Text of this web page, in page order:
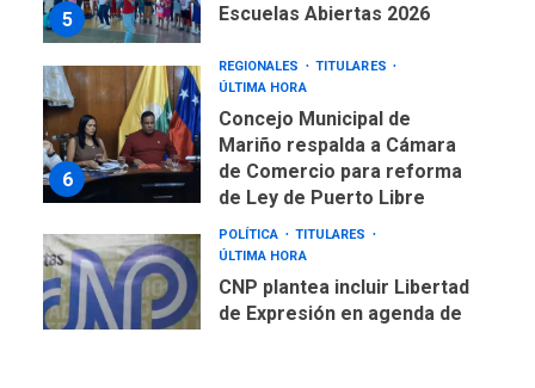
5
Escuelas Abiertas 2026
6
REGIONALES
TITULARES
ÚLTIMA HORA
Concejo Municipal de
Mariño respalda a Cámara
de Comercio para reforma
de Ley de Puerto Libre
POLÍTICA
TITULARES
ÚLTIMA HORA
CNP plantea incluir Libertad
de Expresión en agenda de